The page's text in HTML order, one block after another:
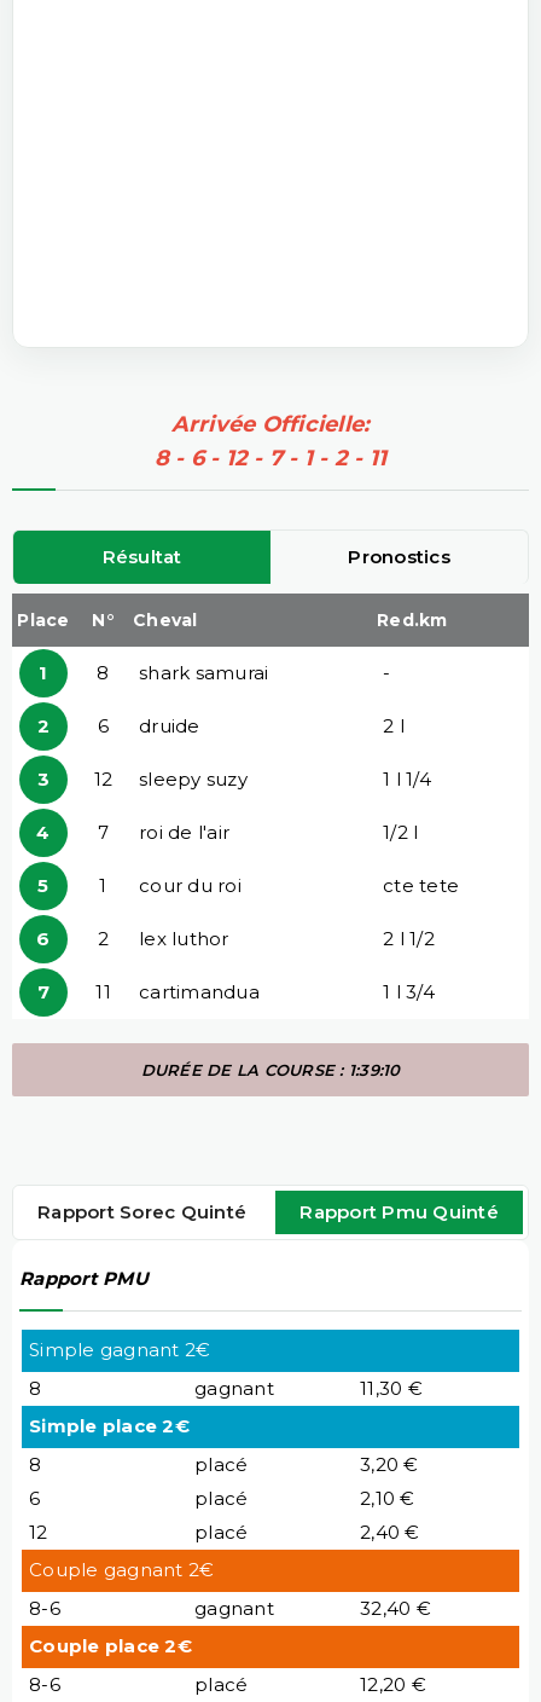
Arrivée Officielle:
8 - 6 - 12 - 7 - 1 - 2 - 11
Résultat Pronostics
Place N° Cheval Red.km
1 8 shark samurai -
2 6 druide 2 l
3 12 sleepy suzy 1 l 1/4
4 7 roi de l'air 1/2 l
5 1 cour du roi cte tete
6 2 lex luthor 2 l 1/2
7 11 cartimandua 1 l 3/4
DURÉE DE LA COURSE : 1:39:10
Rapport Sorec Quinté Rapport Pmu Quinté
Rapport PMU
Simple gagnant 2€
8
gagnant
11,30 €
Simple place 2€
8
placé
3,20 €
6
placé
2,10 €
12
placé
2,40 €
Couple gagnant 2€
8-6
gagnant
32,40 €
Couple place 2€
8-6
placé 12,20 €